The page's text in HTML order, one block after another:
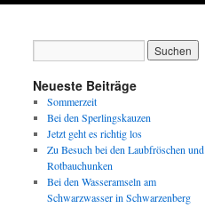
Neueste Beiträge
Sommerzeit
Bei den Sperlingskauzen
Jetzt geht es richtig los
Zu Besuch bei den Laubfröschen und
Rotbauchunken
Bei den Wasseramseln am
Schwarzwasser in Schwarzenberg